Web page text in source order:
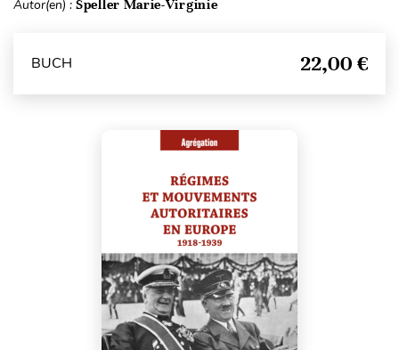
Autor(en) : Speller Marie-Virginie
BUCH 22,00 €